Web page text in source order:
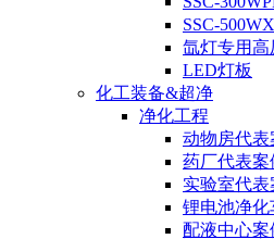
SSC-
氙灯专用高
LED灯板
化工装备&超净
净化工程
动物房代表
药厂代表案
实验室代
锂电池净
配液中心案